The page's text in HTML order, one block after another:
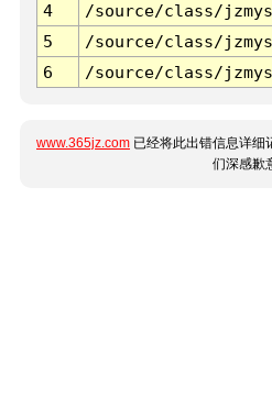
4
/source/class/
5
/source/class/
6
/source/class/
www.365jz.com 已经将此出错信息详细
们深感歉